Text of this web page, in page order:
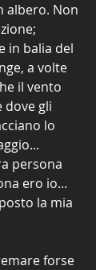
albero. Non
in balia del
a volte
il vento
dove gli
lo
persona
ero io...
la mia
forse